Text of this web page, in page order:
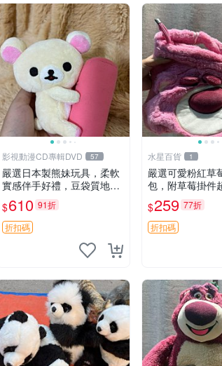
影視動漫CD專輯DVD 57
嚴選日本製熊妹玩具，柔軟
實感伴手好禮，豆袋質地手
感佳，抱枕小熊 recom 推薦
白色豆袋 玩具
$610 91折
折扣碼
水星百貨 1
嚴選可愛粉紅草
包，附草莓掛件
熊手提包 草莓掛
unese
$259 77折
折扣碼